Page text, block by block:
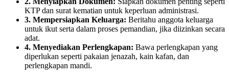
KTP dan surat kematian untuk keperluan administrasi.
3. Mempersiapkan Keluarga: Beritahu anggota keluarga
untuk ikut serta dalam proses pemandian, jika diizinkan secara
adat.
4. Menyediakan Perlengkapan: Bawa perlengkapan yang
diperlukan seperti pakaian jenazah, kain kafan, dan
perlengkapan mandi.